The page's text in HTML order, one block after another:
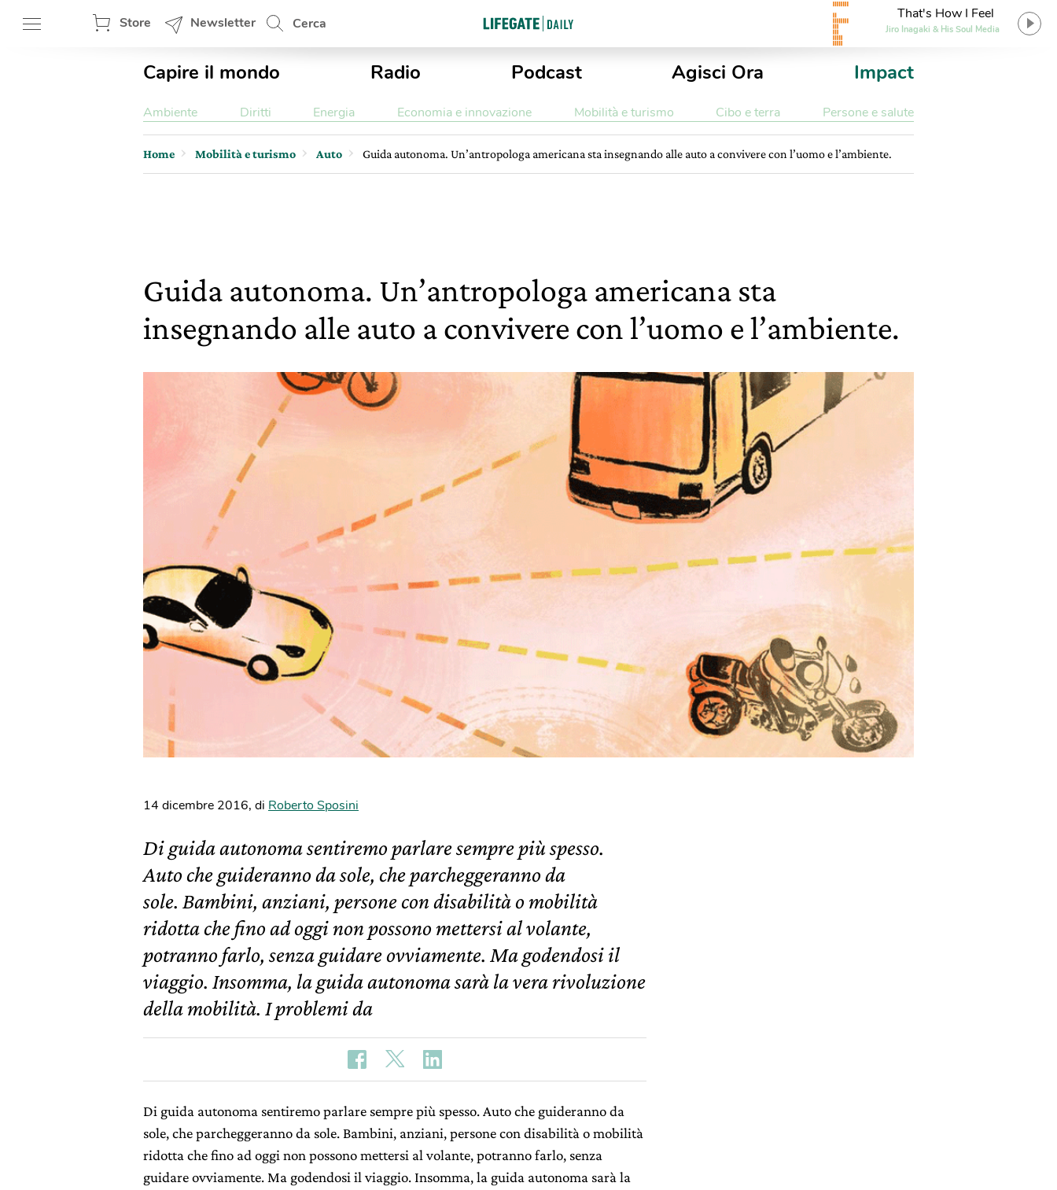
Store Newsletter Cerca
That's How I Feel
Jiro Inagaki & His Soul Media
Capire il mondo Radio Podcast Agisci Ora Impact
Ambiente Diritti Energia Economia e innovazione Mobilità e turismo Cibo e terra Persone e salute
Home Mobilità e turismo Auto Guida autonoma. Un’antropologa americana sta insegnando alle auto a convivere con l’uomo e l’ambiente.
Guida autonoma. Un’antropologa americana sta
insegnando alle auto a convivere con l’uomo e l’ambiente.
14 dicembre 2016, di Roberto Sposini
Di guida autonoma sentiremo parlare sempre più spesso.
Auto che guideranno da sole, che parcheggeranno da
sole. Bambini, anziani, persone con disabilità o mobilità
ridotta che fino ad oggi non possono mettersi al volante,
potranno farlo, senza guidare ovviamente. Ma godendosi il
viaggio. Insomma, la guida autonoma sarà la vera rivoluzione
della mobilità. I problemi da
Di guida autonoma sentiremo parlare sempre più spesso. Auto che guideranno da
sole, che parcheggeranno da sole. Bambini, anziani, persone con disabilità o mobilità
ridotta che fino ad oggi non possono mettersi al volante, potranno farlo, senza
guidare ovviamente. Ma godendosi il viaggio. Insomma, la guida autonoma sarà la